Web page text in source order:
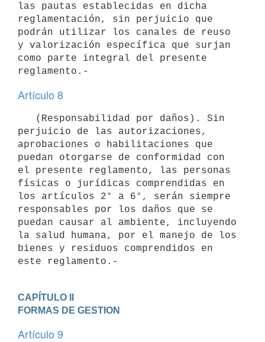
las pautas establecidas en dicha
reglamentación, sin perjuicio que
podrán utilizar los canales de reuso
y valorización específica que surjan
como parte integral del presente
Artículo 8
perjuicio de las autorizaciones,
aprobaciones o habilitaciones que
puedan otorgarse de conformidad con
el presente reglamento, las personas
físicas o jurídicas comprendidas en
los artículos 2° a 6°, serán siempre
responsables por los daños que se
puedan causar al ambiente, incluyendo
la salud humana, por el manejo de los
bienes y residuos comprendidos en
este reglamento.-
CAPÍTULO II
FORMAS DE GESTION
Artículo 9